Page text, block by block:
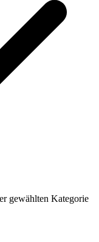
gewählten Kategorie